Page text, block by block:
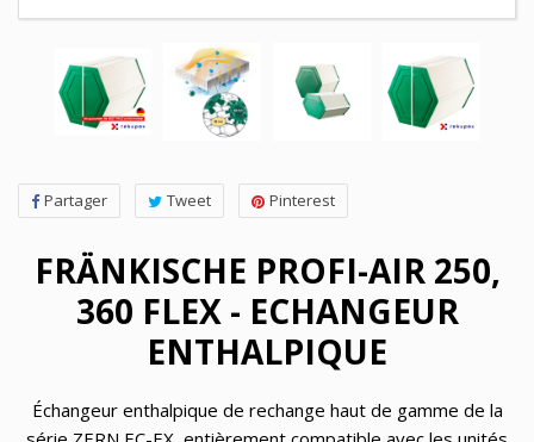
Partager Tweet Pinterest
FRÄNKISCHE PROFI-AIR 250,
360 FLEX - ECHANGEUR
ENTHALPIQUE
Échangeur enthalpique de rechange haut de gamme de la